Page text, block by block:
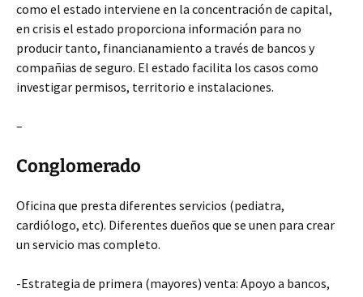
como el estado interviene en la concentración de capital,
en crisis el estado proporciona información para no
producir tanto, financianamiento a través de bancos y
compañias de seguro. El estado facilita los casos como
investigar permisos, territorio e instalaciones.
–
Conglomerado
Oficina que presta diferentes servicios (pediatra,
cardiólogo, etc). Diferentes dueños que se unen para crear
un servicio mas completo.
-Estrategia de primera (mayores) venta: Apoyo a bancos,